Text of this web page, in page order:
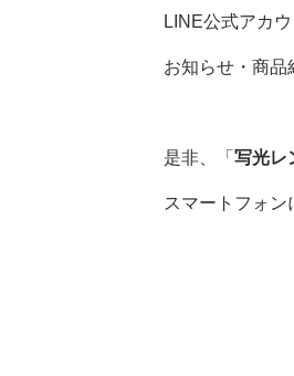
LINE公式アカウ
お知らせ・商品
是非、「 写光レ
スマートフォン